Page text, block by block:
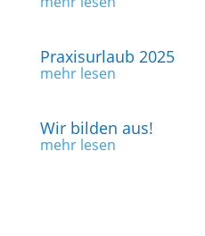
Praxisurlaub 2025
mehr lesen
Wir bilden aus!
mehr lesen